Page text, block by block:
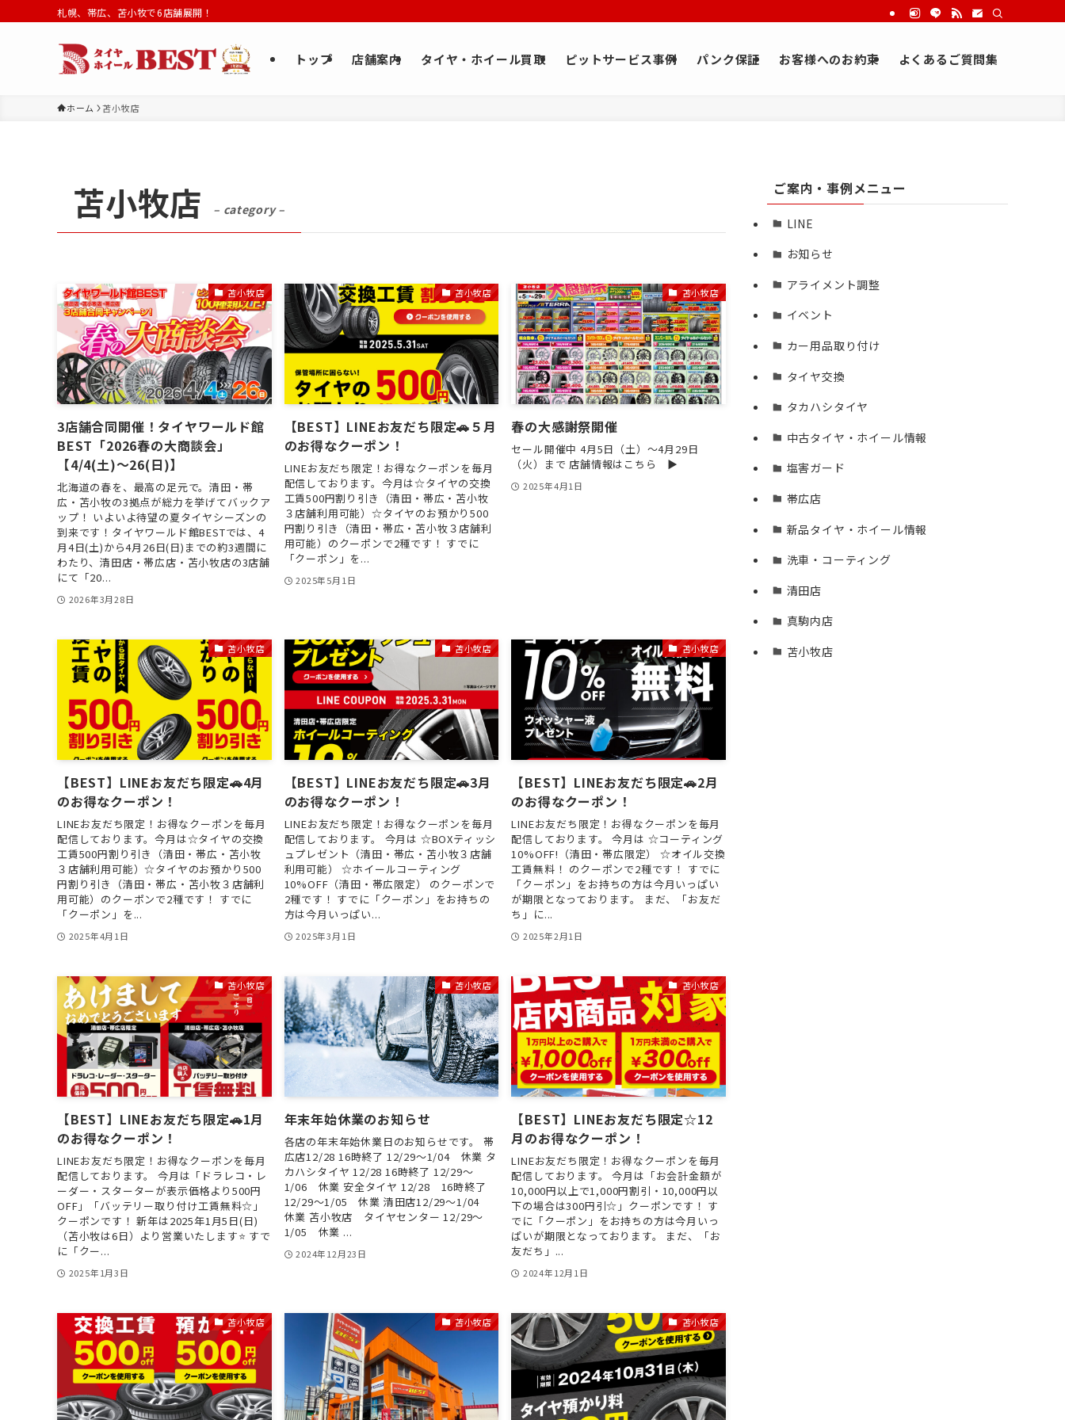
札幌、帯広、苫小牧で6店舗展開！
トップ 店舗案内 タイヤ・ホイール買取 ピットサービス事例 パンク保証 お客様へのお約束 よくあるご質問集
ホーム 苫小牧店
苫小牧店 – category –
苫小牧店
3店舗合同開催！タイヤワールド館
BEST「2026春の大商談会」
【4/4(土)～26(日)】
北海道の春を、最高の足元で。清田・帯
広・苫小牧の3拠点が総力を挙げてバックア
ップ！ いよいよ待望の夏タイヤシーズンの
到来です！タイヤワールド館BESTでは、4
月4日(土)から4月26日(日)までの約3週間に
わたり、清田店・帯広店・苫小牧店の3店舗
にて「20...
2026年3月28日
苫小牧店
【BEST】LINEお友だち限定🚗５月
のお得なクーポン！
LINEお友だち限定！お得なクーポンを毎月
配信しております。今月は☆タイヤの交換
工賃500円割り引き（清田・帯広・苫小牧
３店舗利用可能）☆タイヤのお預かり500
円割り引き（清田・帯広・苫小牧３店舗利
用可能）のクーポンで2種です！ すでに
「クーポン」を...
2025年5月1日
苫小牧店
春の大感謝祭開催
セール開催中 4月5日（土）〜4月29日
（火）まで 店舗情報はこちら ▶︎
2025年4月1日
苫小牧店
【BEST】LINEお友だち限定🚗4月
のお得なクーポン！
LINEお友だち限定！お得なクーポンを毎月
配信しております。今月は☆タイヤの交換
工賃500円割り引き（清田・帯広・苫小牧
３店舗利用可能）☆タイヤのお預かり500
円割り引き（清田・帯広・苫小牧３店舗利
用可能）のクーポンで2種です！ すでに
「クーポン」を...
2025年4月1日
苫小牧店
【BEST】LINEお友だち限定🚗3月
のお得なクーポン！
LINEお友だち限定！お得なクーポンを毎月
配信しております。 今月は ☆BOXティッシ
ュプレゼント（清田・帯広・苫小牧３店舗
利用可能） ☆ホイールコーティング
10%OFF（清田・帯広限定） のクーポンで
2種です！ すでに「クーポン」をお持ちの
方は今月いっぱい...
2025年3月1日
苫小牧店
【BEST】LINEお友だち限定🚗2月
のお得なクーポン！
LINEお友だち限定！お得なクーポンを毎月
配信しております。 今月は ☆コーティング
10%OFF!（清田・帯広限定） ☆オイル交換
工賃無料！ のクーポンで2種です！ すでに
「クーポン」をお持ちの方は今月いっぱい
が期限となっております。 まだ、「お友だ
ち」に...
2025年2月1日
苫小牧店
【BEST】LINEお友だち限定🚗1月
のお得なクーポン！
LINEお友だち限定！お得なクーポンを毎月
配信しております。 今月は「ドラレコ・レ
ーダー・スターターが表示価格より500円
OFF」「バッテリー取り付け工賃無料☆」
クーポンです！ 新年は2025年1月5日(日)
（苫小牧は6日）より営業いたします⭐️ すで
に「クー...
2025年1月3日
苫小牧店
年末年始休業のお知らせ
各店の年末年始休業日のお知らせです。 帯
広店12/28 16時終了 12/29～1/04 休業 タ
カハシタイヤ 12/28 16時終了 12/29～
1/06 休業 安全タイヤ 12/28 16時終了
12/29～1/05 休業 清田店12/29～1/04
休業 苫小牧店 タイヤセンター 12/29～
1/05 休業 ...
2024年12月23日
苫小牧店
【BEST】LINEお友だち限定☆12
月のお得なクーポン！
LINEお友だち限定！お得なクーポンを毎月
配信しております。 今月は「お会計金額が
10,000円以上で1,000円割引・10,000円以
下の場合は300円引☆」クーポンです！ す
でに「クーポン」をお持ちの方は今月いっ
ぱいが期限となっております。 まだ、「お
友だち」...
2024年12月1日
苫小牧店 苫小牧店 苫小牧店
ご案内・事例メニュー
LINE
お知らせ
アライメント調整
イベント
カー用品取り付け
タイヤ交換
タカハシタイヤ
中古タイヤ・ホイール情報
塩害ガード
帯広店
新品タイヤ・ホイール情報
洗車・コーティング
清田店
真駒内店
苫小牧店